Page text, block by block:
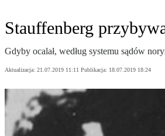
Stauffenberg
Gdyby ocalał, według systemu sądów
Aktualizacja: 21.07.2019 11:11 Publikacja: 18.07.2019 18:24